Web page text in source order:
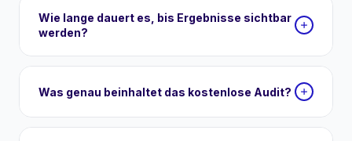
Wie lange dauert es, bis Ergebnisse sichtbar
werden?
Was genau beinhaltet das kostenlose Audit?